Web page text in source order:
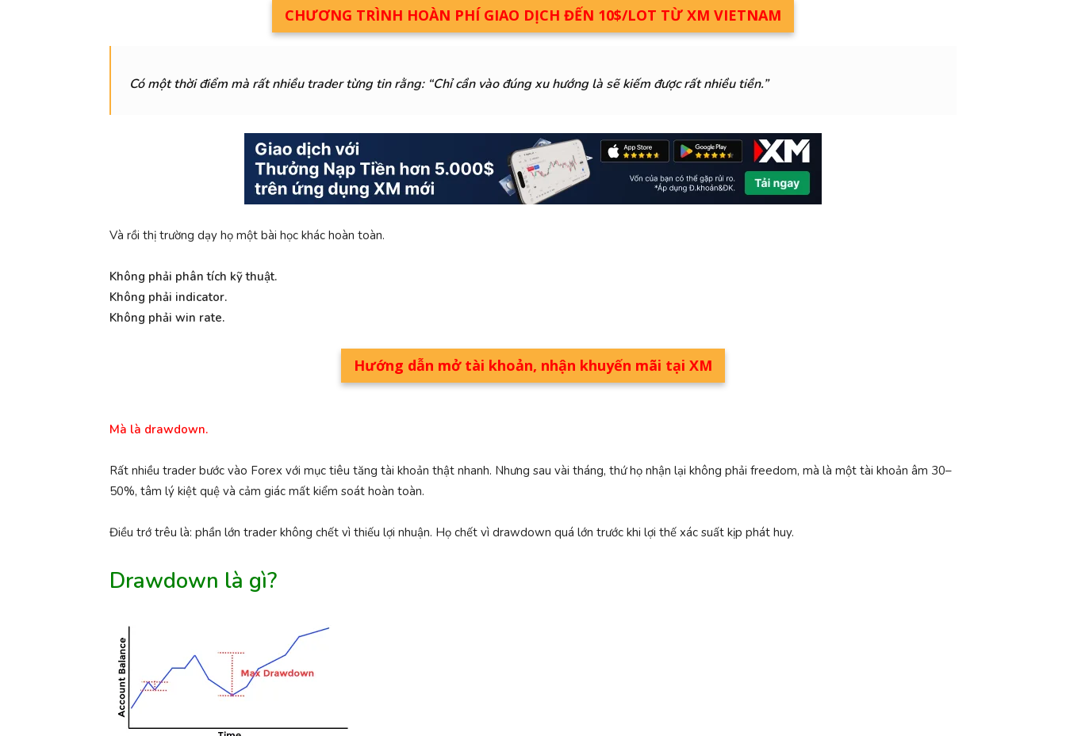
CHƯƠNG TRÌNH HOÀN PHÍ GIAO DỊCH ĐẾN 10$/LOT TỪ XM VIETNAM
Có một thời điểm mà rất nhiều trader từng tin rằng: “Chỉ cần vào đúng xu hướng là sẽ kiếm được rất nhiều tiền.”
Và rồi thị trường dạy họ một bài học khác hoàn toàn.
Không phải phân tích kỹ thuật.
Không phải indicator.
Không phải win rate.
Hướng dẫn mở tài khoản, nhận khuyến mãi tại XM
Mà là drawdown.
Rất nhiều trader bước vào Forex với mục tiêu tăng tài khoản thật nhanh. Nhưng sau vài tháng, thứ họ nhận lại không phải freedom, mà là một tài khoản âm 30–
50%, tâm lý kiệt quệ và cảm giác mất kiểm soát hoàn toàn.
Điều trớ trêu là: phần lớn trader không chết vì thiếu lợi nhuận. Họ chết vì drawdown quá lớn trước khi lợi thế xác suất kịp phát huy.
Drawdown là gì?